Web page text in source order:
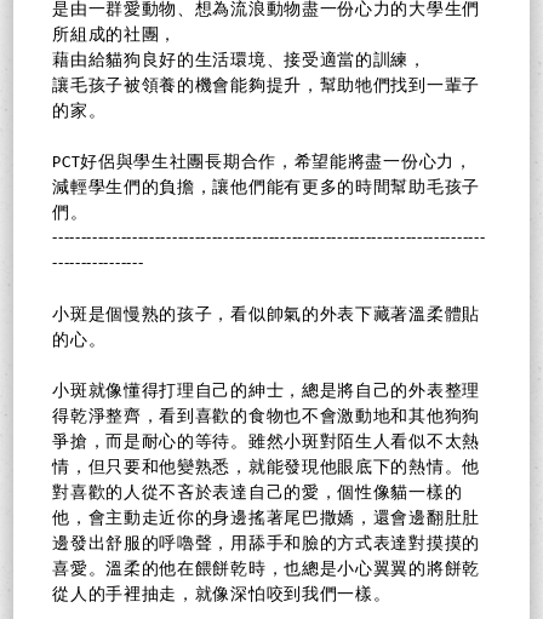
是由一群愛動物、想為流浪動物盡一份心力的大學生們
所組成的社團，
藉由給貓狗良好的生活環境、接受適當的訓練，
讓毛孩子被領養的機會能夠提升，幫助牠們找到一輩子
的家。
PCT好侶與學生社團長期合作，希望能將盡一份心力，
減輕學生們的負擔，讓他們能有更多的時間幫助毛孩子
們。
----------------------------------------------------------------------------
----------------
小斑是個慢熟的孩子，看似帥氣的外表下藏著溫柔體貼
的心。
小斑就像懂得打理自己的紳士，總是將自己的外表整理
得乾淨整齊，看到喜歡的食物也不會激動地和其他狗狗
爭搶，而是耐心的等待。雖然小斑對陌生人看似不太熱
情，但只要和他變熟悉，就能發現他眼底下的熱情。他
對喜歡的人從不吝於表達自己的愛，個性像貓一樣的
他，會主動走近你的身邊搖著尾巴撒嬌，還會邊翻肚肚
邊發出舒服的呼嚕聲，用舔手和臉的方式表達對摸摸的
喜愛。溫柔的他在餵餅乾時，也總是小心翼翼的將餅乾
從人的手裡抽走，就像深怕咬到我們一樣。